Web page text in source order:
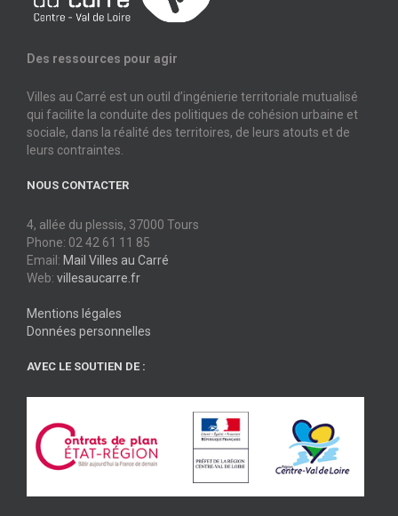
Des ressources pour agir
Villes au Carré est un outil d’ingénierie territoriale mutualisé
qui facilite la conduite des politiques de cohésion urbaine et
sociale, dans la réalité des territoires, de leurs atouts et de
leurs contraintes.
NOUS CONTACTER
4, allée du plessis, 37000 Tours
Phone: 02 42 61 11 85
Email: Mail Villes au Carré
Web: villesaucarre.fr
Mentions légales
Données personnelles
AVEC LE SOUTIEN DE :